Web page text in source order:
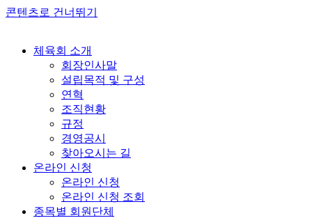
콘텐츠로 건너뛰기
체육회 소개
회장인사말
설립목적 및 구성
연혁
조직현황
규정
경영공시
찾아오시는 길
온라인 신청
온라인 신청
온라인 신청 조회
종목별 회원단체